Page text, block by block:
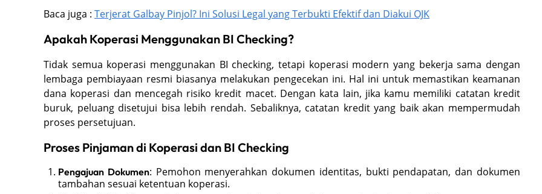
Baca juga : Terjerat Galbay Pinjol? Ini Solusi Legal yang Terbukti Efektif dan Diakui OJK
Apakah Koperasi Menggunakan BI Checking?
Tidak semua koperasi menggunakan BI checking, tetapi koperasi modern yang bekerja sama dengan
lembaga pembiayaan resmi biasanya melakukan pengecekan ini. Hal ini untuk memastikan keamanan
dana koperasi dan mencegah risiko kredit macet. Dengan kata lain, jika kamu memiliki catatan kredit
buruk, peluang disetujui bisa lebih rendah. Sebaliknya, catatan kredit yang baik akan mempermudah
proses persetujuan.
Proses Pinjaman di Koperasi dan BI Checking
Pengajuan Dokumen: Pemohon menyerahkan dokumen identitas, bukti pendapatan, dan dokumen
tambahan sesuai ketentuan koperasi.